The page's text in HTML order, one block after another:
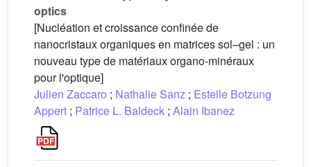
optics
[Nucléation et croissance confinée de
nanocristaux organiques en matrices sol–gel : un
nouveau type de matériaux organo-minéraux
pour l'optique]
Julien Zaccaro ; Nathalie Sanz ; Estelle Botzung
Appert ; Patrice L. Baldeck ; Alain Ibanez